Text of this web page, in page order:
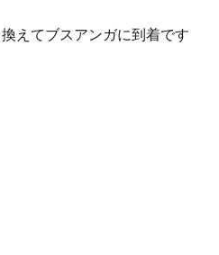
えてブスアンガに到着です